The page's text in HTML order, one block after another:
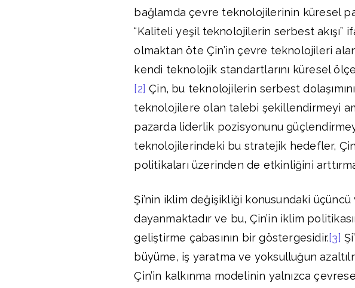
bağlamda çevre teknolojilerinin küresel
“Kaliteli yeşil teknolojilerin serbest akışı”
olmaktan öte Çin’in çevre teknolojileri
kendi teknolojik standartlarını küresel
[2] Çin, bu teknolojilerin serbest
teknolojilere olan talebi şekillendirmeyi
pazarda liderlik pozisyonunu
teknolojilerindeki bu stratejik hedefler,
politikaları üzerinden de etkinliğini arttırma
Şi’nin iklim değişikliği konusundaki
dayanmaktadır ve bu, Çin’in iklim
geliştirme çabasının bir göstergesidir.[3]
büyüme, iş yaratma ve yoksulluğun
Çin’in kalkınma modelinin yalnızca